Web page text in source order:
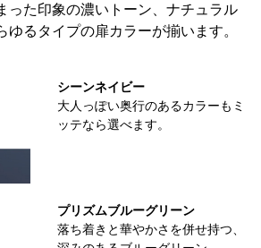
った印象の濃いトーン、ナチュラル
ゆるタイプの扉カラーが揃います。
シーンネイビー
大人っぽい奥行のあるカラーもミ
ッテなら選べます。
プリズムブルーグリーン
落ち着きと華やかさを併せ持つ、